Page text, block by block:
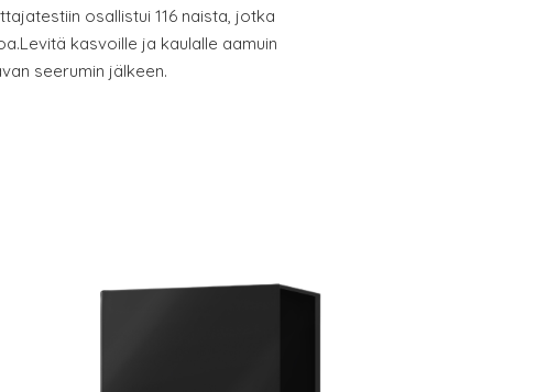
osallistui 116 naista, jotka
kasvoille ja kaulalle aamuin
seerumin jälkeen.